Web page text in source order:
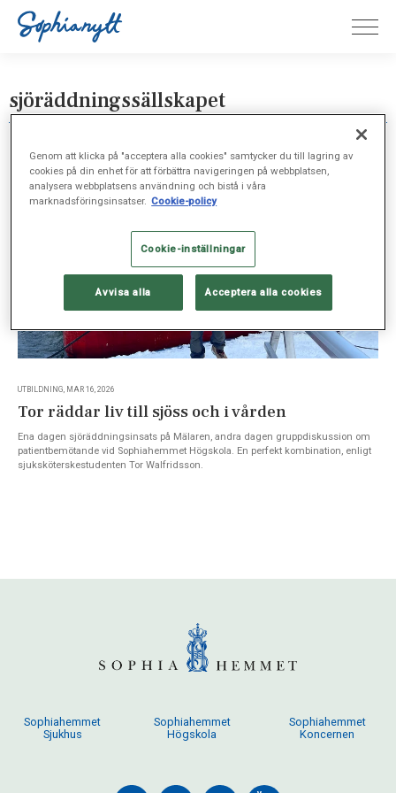
sjöräddningssällskapet
UTBILDNING, MAR 16, 2026
Tor räddar liv till sjöss och i vården
Ena dagen sjöräddningsinsats på Mälaren, andra dagen gruppdiskussion om
patientbemötande vid Sophiahemmet Högskola. En perfekt kombination, enligt
sjuksköterskestudenten Tor Walfridsson.
Sophiahemmet
Sjukhus
Sophiahemmet
Högskola
Sophiahemmet
Koncernen
Genom att klicka på "acceptera alla cookies" samtycker du till lagring av
cookies på din enhet för att förbättra navigeringen på webbplatsen,
analysera webbplatsens användning och bistå i våra
marknadsföringsinsatser. Cookie-policy
Cookie-inställningar
Avvisa alla Acceptera alla cookies